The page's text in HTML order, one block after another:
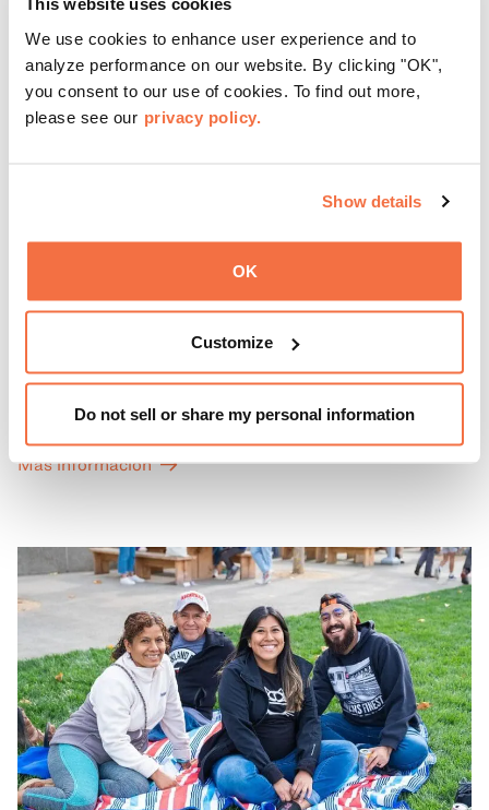
We use cookies to enhance user experience and to
analyze performance on our website. By clicking "OK",
you consent to our use of cookies. To find out more,
please see our privacy policy.
Show details
OK
Customize
Do not sell or share my personal information
Jueves en el OMCA
Disfruta de ThursDates en el OMCA: tu cita semanal en el
el Town Fare Cafe, del chef Michele McQueen, donde
podrás disfrutar de bebidas y aperitivos con música de
fondo, o explora las galerías, que cobran vida por la noche
adultos!
Más información